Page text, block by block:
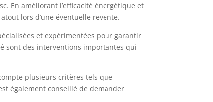
En améliorant l’efficacité énergétique et
lors d’une éventuelle revente.
et expérimentées pour garantir
sont des interventions importantes qui
plusieurs critères tels que
également conseillé de demander